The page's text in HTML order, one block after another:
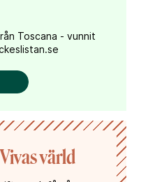
Toscana - vunnit
värld